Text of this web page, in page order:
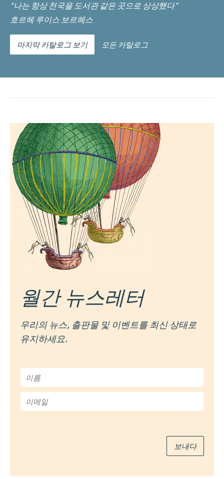
“나는 항상 천국을 도서관 같은 곳으로 상상했다”
호르헤 루이스 보르헤스
마지막 카탈로그 보기 모든 카탈로그
월간 뉴스레터
우리의 뉴스, 출판물 및 이벤트를 최신 상태로
유지하세요.
름
*
메
보내다